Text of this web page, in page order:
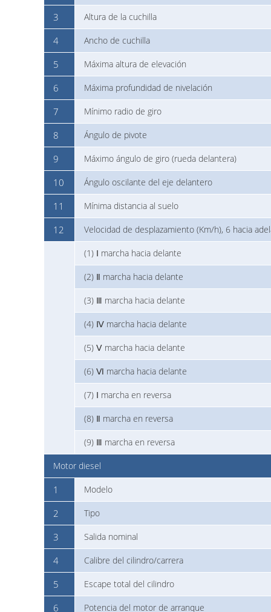
3 Altura de la cuchilla
4 Ancho de cuchilla
5 Máxima altura de elevación
6 Máxima profundidad de nivelación
7 Mínimo radio de giro
8 Ángulo de pivote
9 Máximo ángulo de giro (rueda delantera)
10 Ángulo oscilante del eje delantero
11 Mínima distancia al suelo
12 Velocidad de desplazamiento (Km/h), 6 hacia
(1) Ⅰ marcha hacia delante
(2) Ⅱ marcha hacia delante
(3) Ⅲ marcha hacia delante
(4) Ⅳ marcha hacia delante
(5) Ⅴ marcha hacia delante
(6) Ⅵ marcha hacia delante
(7) Ⅰ marcha en reversa
(8) Ⅱ marcha en reversa
(9) Ⅲ marcha en reversa
Motor diesel
1 Modelo
2 Tipo
3 Salida nominal
4 Calibre del cilindro/carrera
5 Escape total del cilindro
6 Potencia del motor de arranque